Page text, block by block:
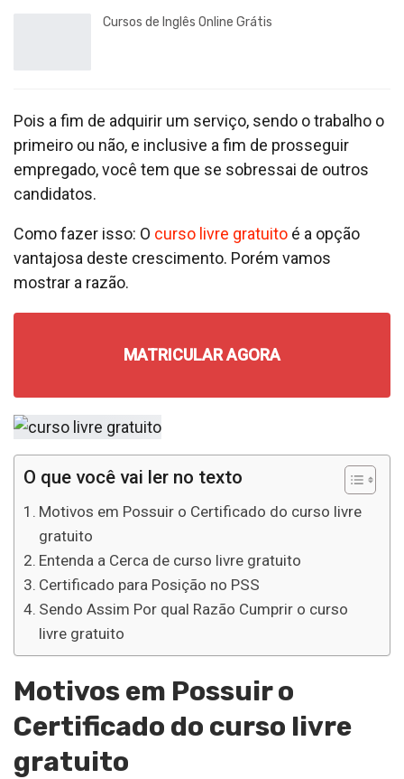
Cursos de Inglês Online Grátis
Pois a fim de adquirir um serviço, sendo o trabalho o
primeiro ou não, e inclusive a fim de prosseguir
empregado, você tem que se sobressai de outros
candidatos.
Como fazer isso: O curso livre gratuito é a opção
vantajosa deste crescimento. Porém vamos
mostrar a razão.
MATRICULAR AGORA
O que você vai ler no texto
Motivos em Possuir o Certificado do curso livre
gratuito
Entenda a Cerca de curso livre gratuito
Certificado para Posição no PSS
Sendo Assim Por qual Razão Cumprir o curso
livre gratuito
Motivos em Possuir o
Certificado do curso livre
gratuito